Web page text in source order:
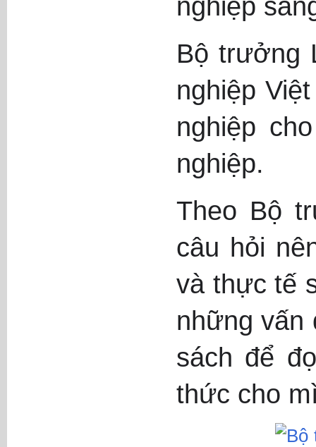
nghiệp
Bộ trưởng
nghiệp
nghiệp
nghiệp.
Theo Bộ
câu hỏi
và thực tế
những vấn
sách để
thức cho